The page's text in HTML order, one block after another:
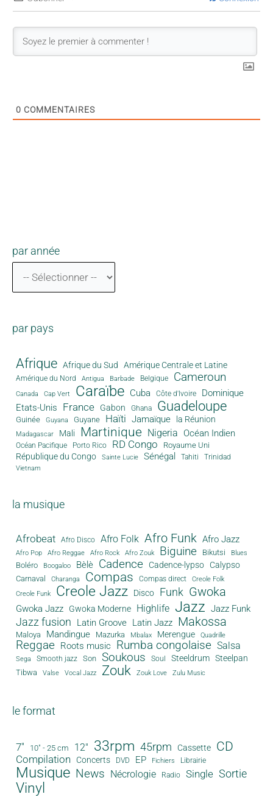
0 COMMENTAIRES
par année
par pays
Afrique Afrique du Sud Amérique Centrale et Latine
Amérique du Nord Antigua Barbade Belgique Cameroun
Canada Cap Vert Caraïbe Cuba Côte d'Ivoire
Dominique
Etats-Unis
France Gabon Ghana Guadeloupe
Guinée Guyana Guyane Haïti Jamaïque la Réunion
Madagascar Mali Martinique Nigeria Océan Indien
Océan Pacifique Porto Rico RD Congo Royaume Uni
République du Congo Sainte Lucie Sénégal Tahiti Trinidad
Vietnam
la musique
Afrobeat Afro Disco Afro Folk Afro Funk Afro Jazz
Afro Pop Afro Reggae Afro Rock Afro Zouk Biguine Bikutsi Blues
Boléro Boogaloo Bèlè Cadence Cadence-lypso Calypso
Carnaval Charanga Compas Compas direct
Creole Folk
Creole Funk
Creole Jazz Disco Funk Gwoka
Gwoka Jazz Gwoka Moderne Highlife Jazz Jazz Funk
Jazz fusion Latin Groove Latin Jazz Makossa
Maloya Mandingue Mazurka Mbalax Merengue Quadrille
Reggae Roots music Rumba congolaise Salsa
Sega Smooth jazz Son Soukous Soul Steeldrum Steelpan
Tibwa Valse Vocal Jazz Zouk Zouk Love Zulu Music
le format
7" 10" - 25 cm 12" 33rpm 45rpm Cassette CD
Compilation Concerts DVD EP Fichiers Librairie
Musique News Nécrologie Radio Single Sortie
Vinyl